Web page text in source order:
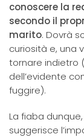
conoscere la
secondo il
marito. Dovrà
curiosità e, una
tornare indietro
dell’evidente
fuggire).
La fiaba
suggerisce